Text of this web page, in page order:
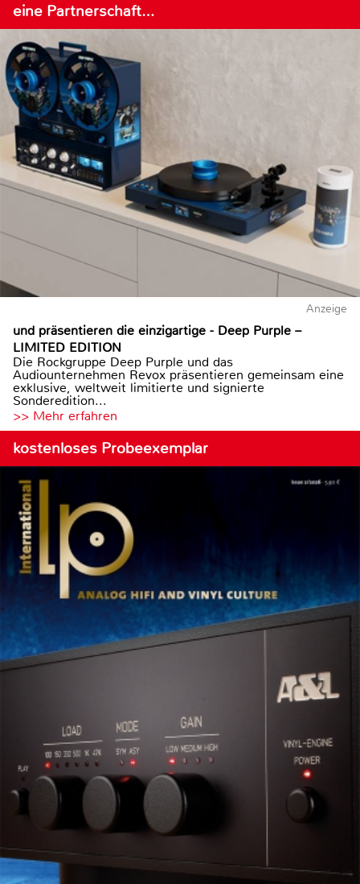
eine Partnerschaft…
Anzeige
und präsentieren die einzigartige - Deep Purple –
LIMITED EDITION
Die Rockgruppe Deep Purple und das
Audiounternehmen Revox präsentieren gemeinsam eine
exklusive, weltweit limitierte und signierte
Sonderedition...
>> Mehr erfahren
kostenloses Probeexemplar